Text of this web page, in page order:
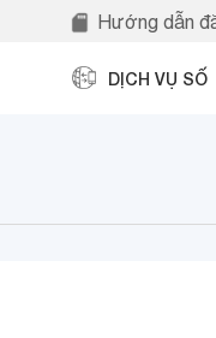
Hướng dẫn
DỊCH VỤ SỐ